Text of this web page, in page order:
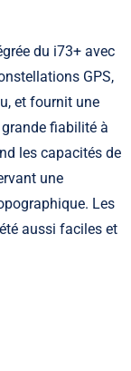
du i73+ avec
GPS,
et fournit une
fiabilité à
les capacités de
une
Les
aussi faciles et